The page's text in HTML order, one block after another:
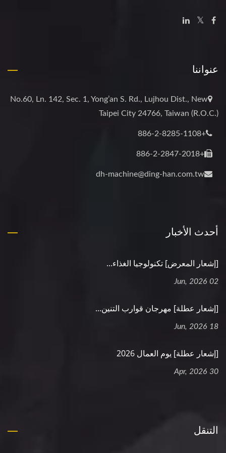
عنواننا
No.60, Ln. 142, Sec. 1, Yong’an S. Rd., Lujhou Dist., New
Taipei City 24766, Taiwan (R.O.C.)
+886-2-8285-1108
+886-2-2847-2018
dh-machine@ding-han.com.tw
أحدث الأخبار
[إشعار المعرض] تكنولوجيا الغذاء...
02 Jun, 2026
[إشعار عطلة] مهرجان قوارب التنين...
18 Jun, 2026
[إشعار عطلة] يوم العمال 2026
30 Apr, 2026
التنقل